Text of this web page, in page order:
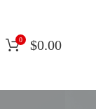
0 $0.00